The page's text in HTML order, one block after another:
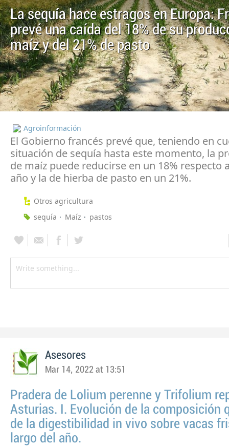
La sequía hace estragos en Europa:
prevé una caída del 18% de su
maíz y del 21% de pasto
Agroinformación
El Gobierno francés prevé que, teniendo en
situación de sequía hasta este momento, la
de maíz puede reducirse en un 18% respecto
año y la de hierba de pasto en un 21%.
Otros agricultura
sequía
Maíz pastos
Asesores
Mar 14, 2022 at 13:51
Pradera de Lolium perenne y Trifolium
Asturias. I. Evolución de la composición
de la digestibilidad in vivo sobre vacas
largo del año.